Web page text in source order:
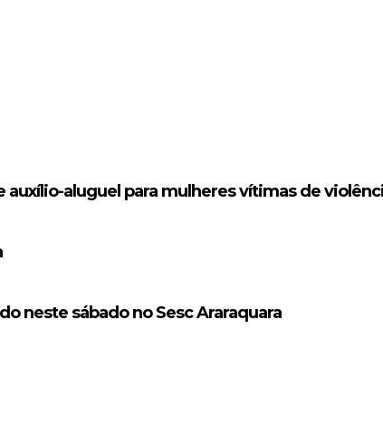
auxílio-aluguel para mulheres vítimas de
neste sábado no Sesc Araraquara